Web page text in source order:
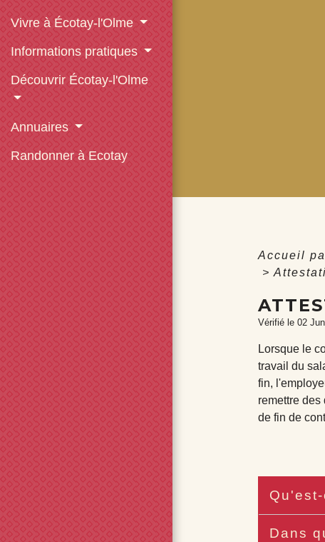
Vivre à Écotay-l'Olme
Informations pratiques
Découvrir Écotay-l'Olme
Annuaires
Randonner à Ecotay
Accueil
>
Vérifié le 02
Lorsque le
travail du
fin,
remettre des
de fin de
Dans